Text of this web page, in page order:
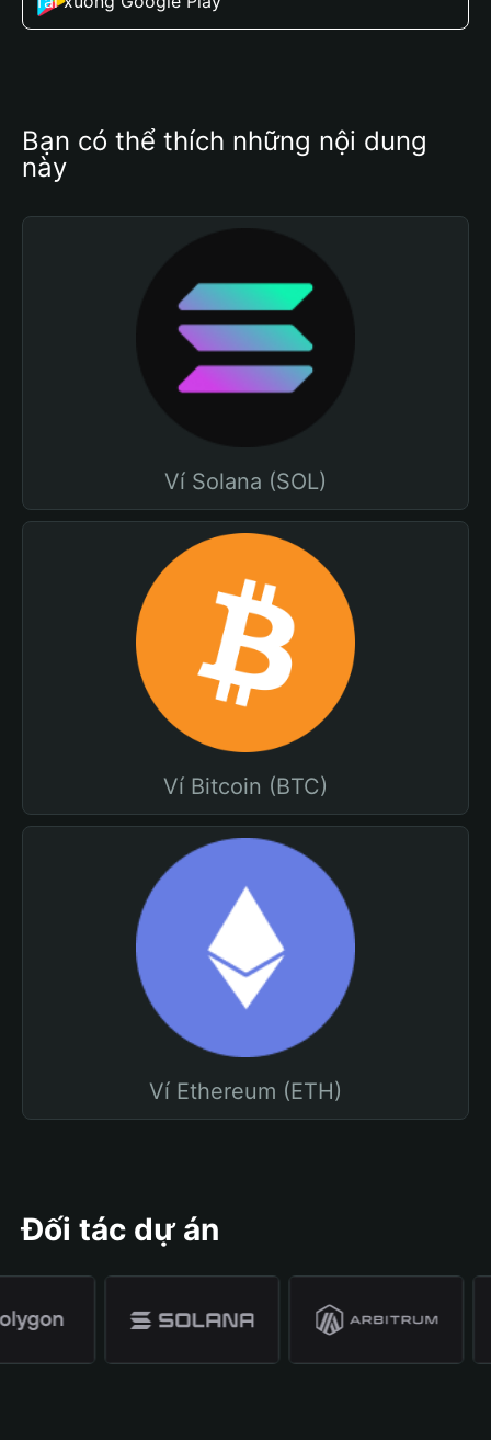
Bạn có thể thích những nội dung
này
Ví Solana (SOL)
Ví Bitcoin (BTC)
Ví Ethereum (ETH)
Đối tác dự án